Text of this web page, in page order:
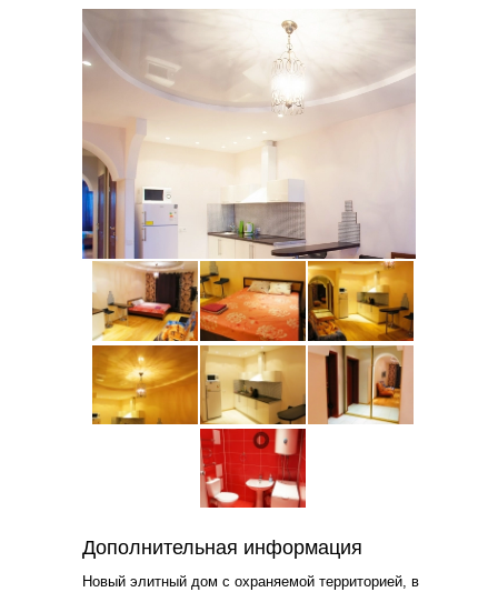
Дополнительная информация
Новый элитный дом с охраняемой территорией, в